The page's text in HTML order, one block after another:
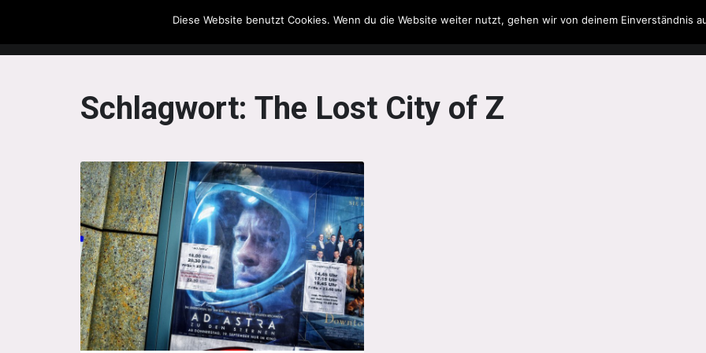
The Howling Men Filme & Serien Musik Spielzeug Literatur
Schlagwort: The Lost City of Z
Diese Website benutzt Cookies. Wenn du die Website weiter nutzt, gehen wir von deinem Einverständnis